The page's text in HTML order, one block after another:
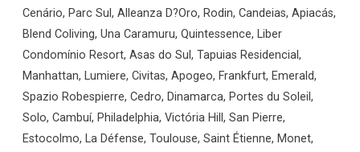
Cenário, Parc Sul, Alleanza D?Oro, Rodin, Candeias, Apiacás,
Blend Coliving, Una Caramuru, Quintessence, Liber
Condomínio Resort, Asas do Sul, Tapuias Residencial,
Manhattan, Lumiere, Civitas, Apogeo, Frankfurt, Emerald,
Spazio Robespierre, Cedro, Dinamarca, Portes du Soleil,
Solo, Cambuí, Philadelphia, Victória Hill, San Pierre,
Estocolmo, La Défense, Toulouse, Saint Étienne, Monet,